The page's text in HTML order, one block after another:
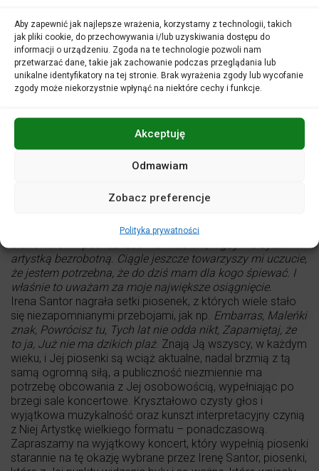
Aby zapewnić jak najlepsze wrażenia, korzystamy z technologii, takich
jak pliki cookie, do przechowywania i/lub uzyskiwania dostępu do
informacji o urządzeniu. Zgoda na te technologie pozwoli nam
przetwarzać dane, takie jak zachowanie podczas przeglądania lub
unikalne identyfikatory na tej stronie. Brak wyrażenia zgody lub wycofanie
zgody może niekorzystnie wpłynąć na niektóre cechy i funkcje.
Akceptuję
Odmawiam
Zobacz preferencje
Polityka prywatności
Irena Santor, niekwestionowana Pierwsza Dama Polskiej
Piosenki, uwielbiana przez kolejne pokolenia słuchaczy, w
2019 roku obchodzi diamentowy jubileusz pracy. Artystka
świętować go będzie, wspólnie z Państwem, podczas
wyjątkowej trasy koncertowej Jubileusz. Śpiewam, czyli
Wiele nagrań, występów i wybitnych osiągnięć składa się na
trwającą od kilku dekad karierę Jubilatki – nie sposób je
wszystkie wymienić. Irena Santor, jako pierwsza polska
artystka z dziedziny muzyki rozrywkowej, została
uhonorowana tytułem doktorahonoris causa
Bacewiczów w Łodzi. Odbierając ten zaszczytny tytuł
osiągnięciem jest to, że przez dziesiątki lat nigdy nie
brakowało mi publiczności na widowni, nigdy nie byłam
artystką bezrobotną. Ciągle jeszcze towarzyszy mi uczucie,
że jestem potrzebna, że do dziś mam dla kogo śpiewać. I
właśnie to uważam za moje największe osiągnięcie.
Irena Santor nagrała setki piosenek, z których wiele stało
się niezapomnianymi przebojami, jak np. Embarras, Maleńki
znak, Powrócisz tu, Tych lat nie odda nikt, Zapamiętaj, że
to ja, Już nie ma dzikich plaż. Znają Ją wszyscy, w każdym
wieku, i Jej piosenki są wciąż aktualne, nadal brzmią z tą
samą ogromną siłą, a publiczność niezmiennie ma
potrzebę obcowania z Jej osobowością, wypełniając po
brzegi sale koncertowe. Kryształowo czysty głos i
wyjątkowa muzykalność oraz kunszt interpretacyjny czynią
z Niej Artystkę wielkiego formatu – ponadczasową.
Zapraszamy na wyjątkowy koncert, który wypełnią piosenki
starannie na tę okazję wybrane przez Irenę Santor, piosenki,